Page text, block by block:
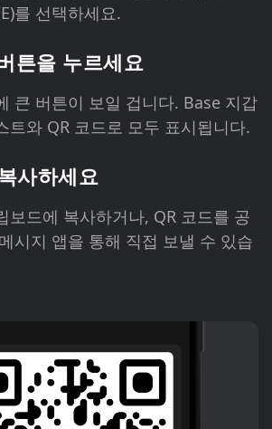
를 선택하세요.
튼을 누르세요
큰 버튼이 보일 겁니다. Base 지갑
트와 QR 코드로 모두 표시됩니다.
사하세요
보드에 복사하거나, QR 코드를 공
시지 앱을 통해 직접 보낼 수 있습